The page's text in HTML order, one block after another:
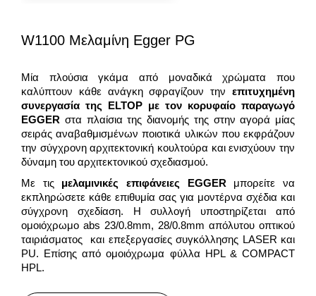
W1100 Μελαμίνη Egger PG
Μία πλούσια γκάμα από μοναδικά χρώματα που
καλύπτουν κάθε ανάγκη σφραγίζουν την επιτυχημένη
συνεργασία της ELTOP με τον κορυφαίο παραγωγό
EGGER στα πλαίσια της διανομής της στην αγορά μίας
σειράς αναβαθμισμένων ποιοτικά υλικών που εκφράζουν
την σύγχρονη αρχιτεκτονική κουλτούρα και ενισχύουν την
δύναμη του αρχιτεκτονικού σχεδιασμού.
Με τις μελαμινικές επιφάνειες EGGER μπορείτε να
εκπληρώσετε κάθε επιθυμία σας για μοντέρνα σχέδια και
σύγχρονη σχεδίαση. Η συλλογή υποστηρίζεται από
ομοιόχρωμο abs 23/0.8mm, 28/0.8mm απόλυτου οπτικού
ταιριάσματος και επεξεργασίες συγκόλλησης LASER και
PU. Επίσης από ομοιόχρωμα φύλλα HPL & COMPACT
HPL.